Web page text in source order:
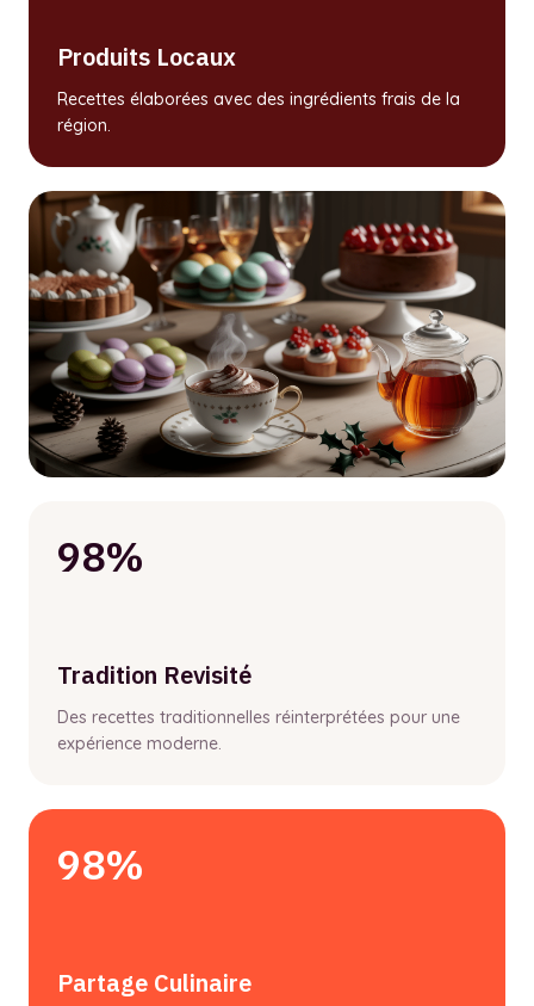
Produits Locaux
Recettes élaborées avec des ingrédients frais de la
région.
98%
Tradition Revisité
Des recettes traditionnelles réinterprétées pour une
expérience moderne.
98%
Partage Culinaire